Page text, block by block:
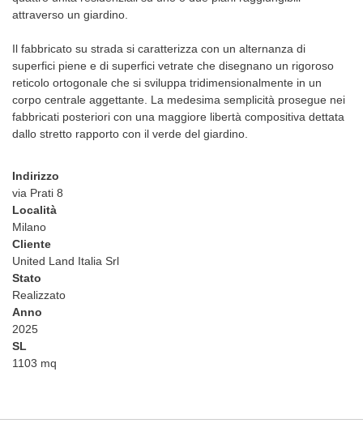
attraverso un giardino.
Il fabbricato su strada si caratterizza con un alternanza di
superfici piene e di superfici vetrate che disegnano un rigoroso
reticolo ortogonale che si sviluppa tridimensionalmente in un
corpo centrale aggettante. La medesima semplicità prosegue nei
fabbricati posteriori con una maggiore libertà compositiva dettata
dallo stretto rapporto con il verde del giardino.
Indirizzo
via Prati 8
Località
Milano
Cliente
United Land Italia Srl
Stato
Realizzato
Anno
2025
SL
1103 mq